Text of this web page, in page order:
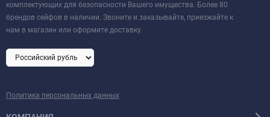
комплектующих для безопасности Вашего имущества. Более 80
брендов сейфов в наличии. Звоните и заказывайте, приезжайте к
нам в магазин или оформите доставку.
Политика персональных данных